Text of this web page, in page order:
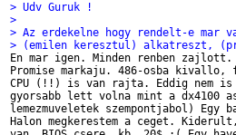
> Udv Guruk !
>
> Az erdekelne hogy rendelt-e mar
> (emilen keresztul) alkatreszt,
En mar igen. Minden renben
Promise markaju. 486-osba kivallo,
CPU (!!) is van rajta. Eddig nem is
gyorsabb lett volna mint a dx4100
lemezmuveletek szempontjabol)
Halon megkerestem a ceget.